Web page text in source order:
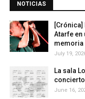
NOTICIAS
Atarfe en
memoria
July 19,
La sala
June 16,